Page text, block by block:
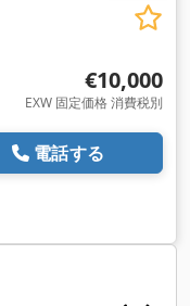
€10,000
EXW 固定価格 消費税別
電話する